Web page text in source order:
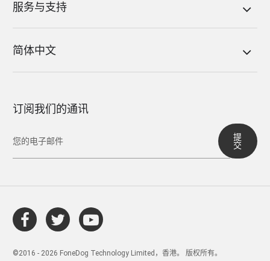
服务与支持
简体中文
订阅我们的通讯
提
交
©2016 - 2026 FoneDog Technology Limited，香港。 版权所有。